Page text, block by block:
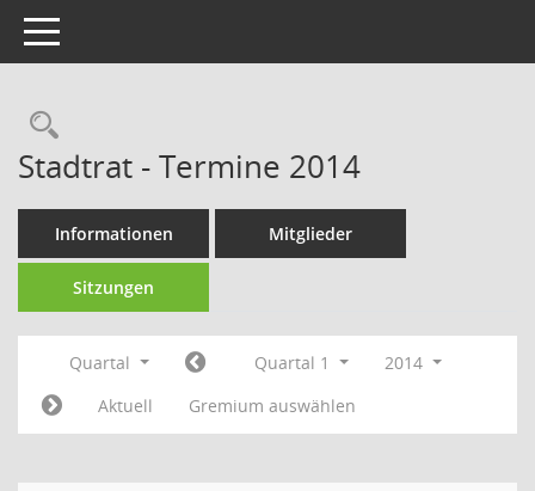
Toggle navigation
Rechercheauswahl
Stadtrat - Termine 2014
Informationen Mitglieder
Sitzungen
Quartal Quartal 1
2014
Aktuell
Gremium auswählen